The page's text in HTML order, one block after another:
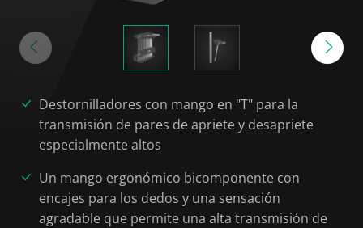
Destornilladores con mango en "T" para la
transmisión de pares de apriete y desapriete
especialmente altos
Un mango ergonómico bicomponente con
encajes para los dedos y una sensación
agradable que permite una alta transmisión de